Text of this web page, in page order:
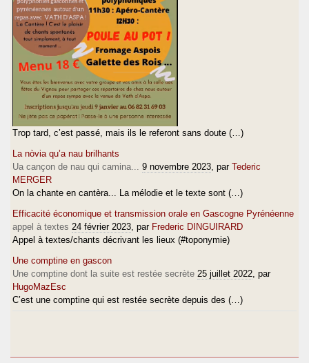
Trop tard, c’est passé, mais ils le referont sans doute (…)
La nòvia qu’a nau brilhants
Ua cançon de nau qui camina...
9 novembre 2023 , par Tederic
MERGER
On la chante en cantèra... La mélodie et le texte sont (…)
Efficacité économique et transmission orale en Gascogne Pyrénéenne
appel à textes 24 février 2023 , par Frederic DINGUIRARD
Appel à textes/chants décrivant les lieux (#toponymie)
Une comptine en gascon
Une comptine dont la suite est restée secrète 25 juillet 2022 , par
HugoMazEsc
C’est une comptine qui est restée secrète depuis des (…)